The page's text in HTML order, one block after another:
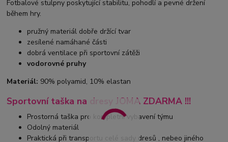
Fotbalové stulpny poskytující stabilitu, pohodlí a pevné držení
během hry.
pružný materiál dobře držící tvar
zesílené namáhané části
dobrá ventilace při sportovní zátěži
vodorovné pruhy
Materiál: 90% polyamid, 10% elastan
Sportovní taška na dresy JOMA ZDARMA !!!
Prostorná taška pro kompletní vybavení týmu
Odolný materiál
Praktická při transportu celé sady dresů , nebeo jiného